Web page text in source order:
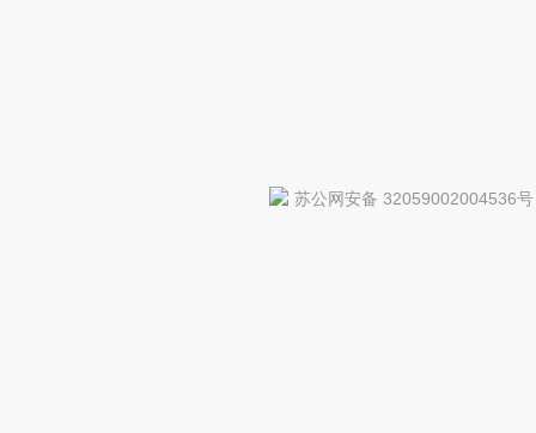
苏公网安备 32059002004536号